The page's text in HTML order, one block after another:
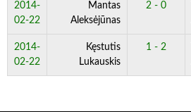
2014-
02-22
Mantas
Aleksėjūnas
2 - 0
2014-
02-22
Kęstutis
Lukauskis
1 - 2